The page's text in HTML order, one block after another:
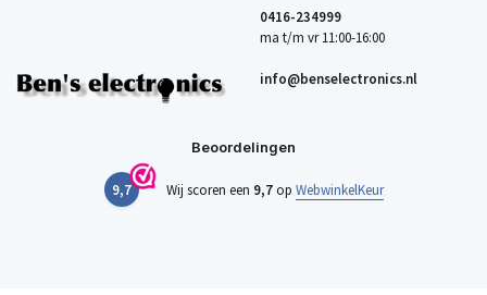
0416-234999
ma t/m vr 11:00-16:00
info@benselectronics.nl
Beoordelingen
9,7 Wij scoren een 9,7op WebwinkelKeur